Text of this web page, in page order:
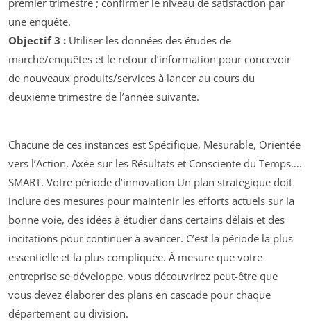
une enquête.
Objectif 3 : Utiliser les données des études de
marché/enquêtes et le retour d’information pour concevoir
de nouveaux produits/services à lancer au cours du
deuxième trimestre de l’année suivante.
Chacune de ces instances est Spécifique, Mesurable, Orientée
vers l’Action, Axée sur les Résultats et Consciente du Temps….
SMART. Votre période d’innovation Un plan stratégique doit
inclure des mesures pour maintenir les efforts actuels sur la
bonne voie, des idées à étudier dans certains délais et des
incitations pour continuer à avancer. C’est la période la plus
essentielle et la plus compliquée. À mesure que votre
entreprise se développe, vous découvrirez peut-être que
vous devez élaborer des plans en cascade pour chaque
département ou division.